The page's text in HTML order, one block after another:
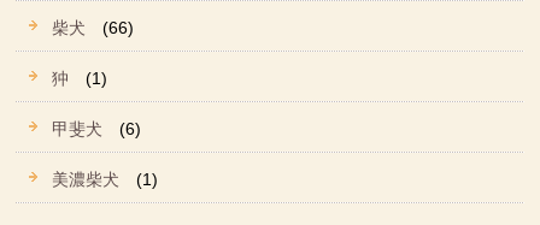
柴犬 (66)
狆 (1)
甲斐犬 (6)
美濃柴犬 (1)